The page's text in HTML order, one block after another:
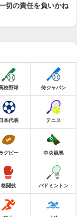
切の責任を負いかね
校野球 侍ジャパン
日本代表 テニス
グビー 中央競馬
格闘技 バドミントン